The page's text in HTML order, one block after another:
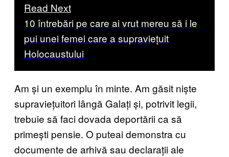
Read Next
10 întrebări pe care ai vrut mereu să i le
pui unei femei care a supraviețuit
Holocaustului
Am și un exemplu în minte. Am găsit niște
supraviețuitori lângă Galați și, potrivit legii,
trebuie să faci dovada deportării ca să
primești pensie. O puteai demonstra cu
documente de arhivă sau declarații ale